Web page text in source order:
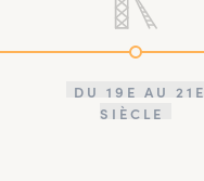
DU 19E AU 21E
SIÈCLE